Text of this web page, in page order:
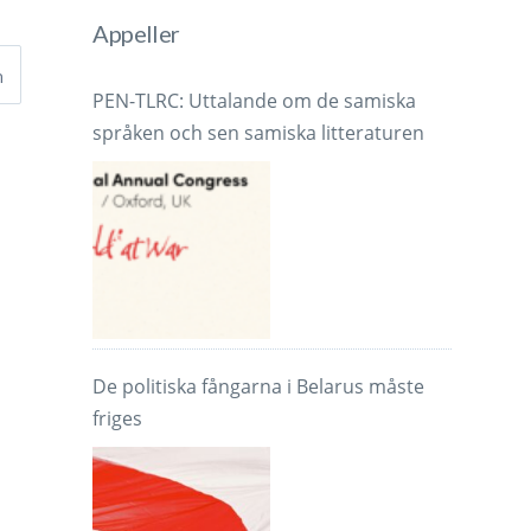
Appeller
PEN-TLRC: Uttalande om de samiska
språken och sen samiska litteraturen
De politiska fångarna i Belarus måste
friges